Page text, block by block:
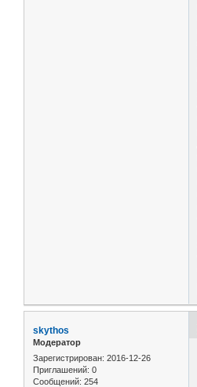
skythos
Модератор
Зарегистрирован: 2016-12-26
Приглашений: 0
Сообщений: 254